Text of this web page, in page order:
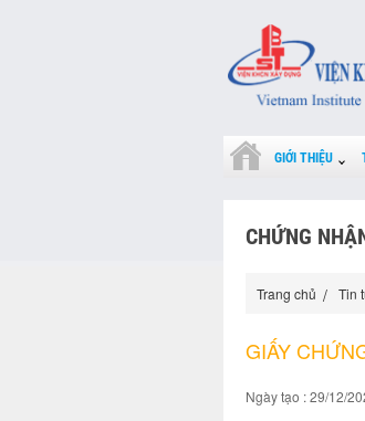
GIỚI THIỆU
CHỨNG
Trang chủ Tin
GIẤY
Ngày tạo : 29/12/